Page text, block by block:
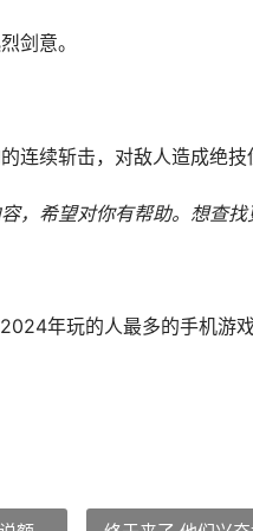
剑意。
连续斩击，对敌人造成绝技
，希望对你有帮助。 想查找
年玩的人最多的手机游